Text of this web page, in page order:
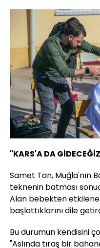
"KARS'A DA
Samet Tan, Muğla'nın
teknenin batması
Alan bebekten
başlattıklarını dile
Bu durumun kendisini
"Aslında tıraş bir